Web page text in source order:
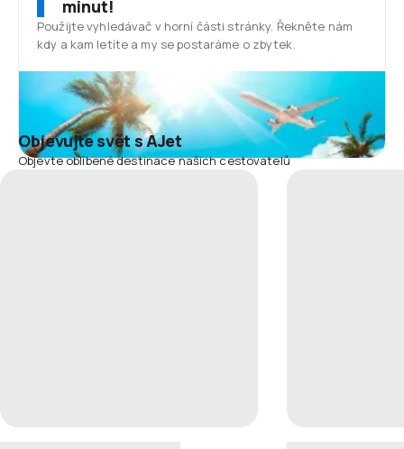
minut!
Použijte vyhledávač v horní části stránky. Řekněte nám
kdy a kam letíte a my se postaráme o zbytek.
Objevujte svět s AJet
Objevte oblíbené destinace našich cestovatelů